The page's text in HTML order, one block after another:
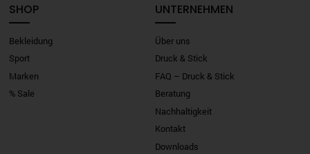
SHOP
Bekleidung
Sport
Marken
% Sale
UNTERNEHMEN
Über uns
Druck & Stick
FAQ – Druck & Stick
Beratung
Nachhaltigkeit
Kontakt
Downloads